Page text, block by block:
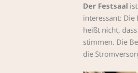
Der Festsaal
interessant:
heißt nicht,
stimmen. Die
die